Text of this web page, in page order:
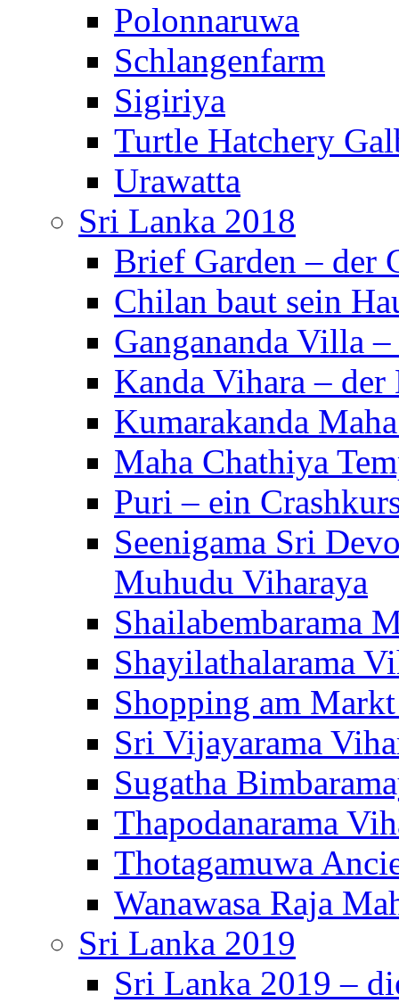
Polonnaruwa
Schlangenfarm
Sigiriya
Turtle Hatchery
Urawatta
Sri Lanka 2018
Brief Garden – der
Chilan baut sein
Gangananda Villa
Kanda Vihara –
Kumarakanda
Maha Chathiya
Puri – ein
Seenigama Sri
Muhudu Viharaya
Shailabembarama
Shayilathalarama
Shopping am
Sri Vijayarama
Sugatha
Thapodanarama
Thotagamuwa
Wanawasa Raja
Sri Lanka 2019
Sri Lanka 2019 –